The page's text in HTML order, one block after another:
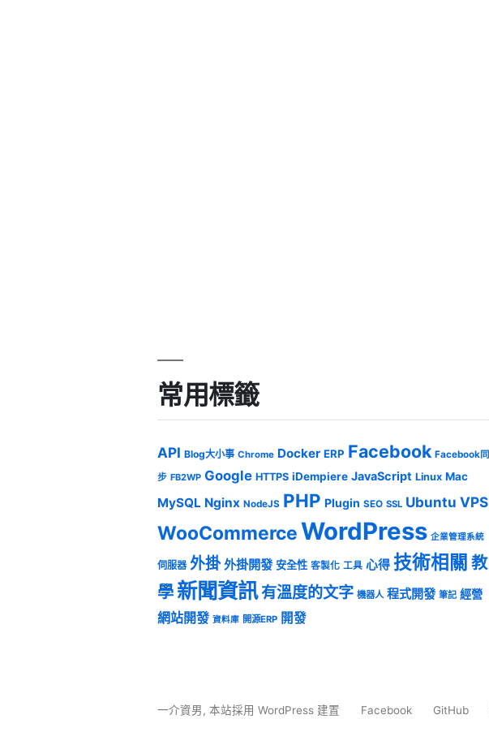
常用標籤
API Blog大小事 Chrome Docker ERP Facebook Facebook同
步 FB2WP Google HTTPS iDempiere JavaScript Linux Mac
MySQL Nginx NodeJS PHP Plugin SEO SSL Ubuntu VPS
WooCommerceWordPress 企業管理系統
伺服器 外掛 外掛開發 安全性 客製化 工具 心得 技術相關 教
學 新聞資訊有溫度的文字 機器人 程式開發 筆記 經營
網站開發 資料庫 開源ERP 開發
一介資男,本站採用 WordPress 建置 Facebook GitHub